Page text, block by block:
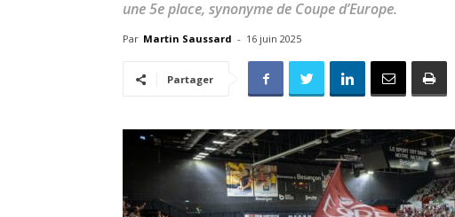
une 5e place, synonyme de Coupe d’Europe.
Par Martin Saussard - 16 juin 2025
Partager